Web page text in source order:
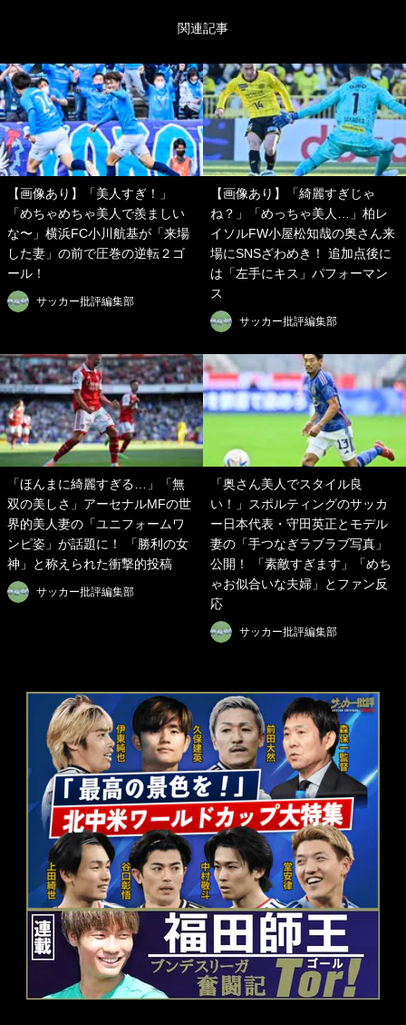
関連記事
【画像あり】「美人すぎ！」
「めちゃめちゃ美人で羨ましい
な〜」横浜FC小川航基が「来場
した妻」の前で圧巻の逆転２ゴ
ール！
サッカー批評編集部
【画像あり】「綺麗すぎじゃ
ね？」「めっちゃ美人…」柏レ
イソルFW小屋松知哉の奥さん来
場にSNSざわめき！ 追加点後に
は「左手にキス」パフォーマン
ス
サッカー批評編集部
「ほんまに綺麗すぎる…」「無
双の美しさ」アーセナルMFの世
界的美人妻の「ユニフォームワ
ンピ姿」が話題に！ 「勝利の女
神」と称えられた衝撃的投稿
サッカー批評編集部
「奥さん美人でスタイル良
い！」スポルティングのサッカ
ー日本代表・守田英正とモデル
妻の「手つなぎラブラブ写真」
公開！ 「素敵すぎます」「めち
ゃお似合いな夫婦」とファン反
応
サッカー批評編集部